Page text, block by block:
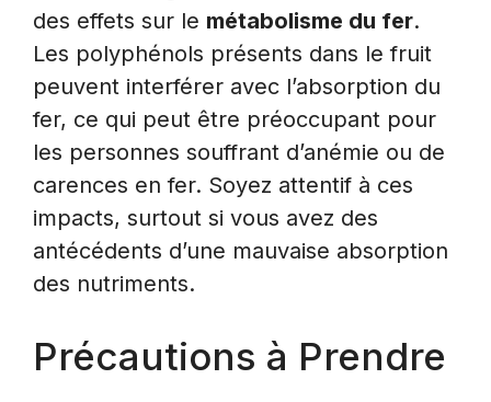
des effets sur le métabolisme du fer.
Les polyphénols présents dans le fruit
peuvent interférer avec l’absorption du
fer, ce qui peut être préoccupant pour
les personnes souffrant d’anémie ou de
carences en fer. Soyez attentif à ces
impacts, surtout si vous avez des
antécédents d’une mauvaise absorption
des nutriments.
Précautions à Prendre